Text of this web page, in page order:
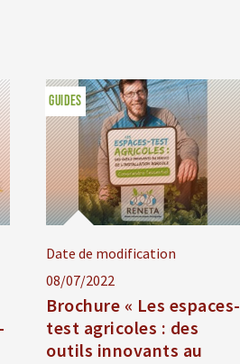
Date de modification
08/07/2022
Brochure « Les espaces-
test agricoles : des
outils innovants au
GUIDES